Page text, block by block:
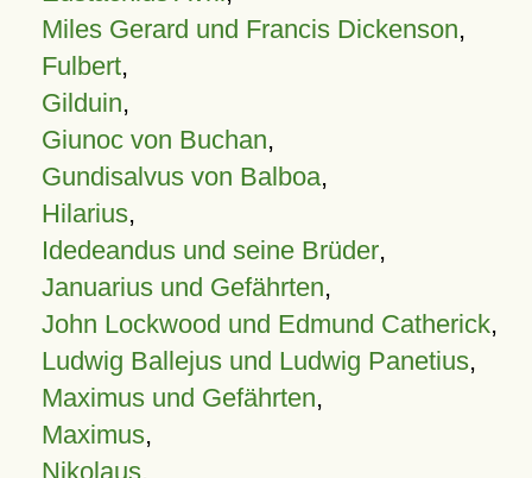
Miles Gerard und Francis Dickenson,
Fulbert,
Gilduin,
Giunoc von Buchan,
Gundisalvus von Balboa,
Hilarius,
Idedeandus und seine Brüder,
Januarius und Gefährten,
John Lockwood und Edmund Catherick,
Ludwig Ballejus und Ludwig Panetius,
Maximus und Gefährten,
Maximus,
Nikolaus,